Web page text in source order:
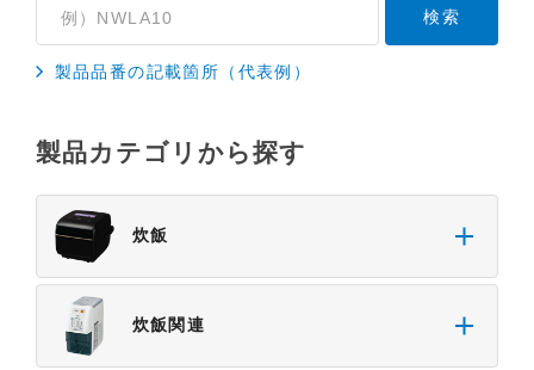
い合わせくださいますようお願いします。
４．本サービスに係わる損害の免責
証せず、また責任を負うものではありません。あら
・掲載された情報が全て正確であり、有用であり、
安全であること。
・本サイトをご利用になったこと、またはご利用に
なれなかったことにより生じる一切の損害。
・予告なしにサーバーの停止、本サービスの変更ま
製品品番の記載箇所（代表例）
製品カテゴリから探す
炊飯
炊飯関連